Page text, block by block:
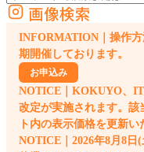
外部サイトの商品をカートに追加
他のサイトで見つけた商品ページの
画像検索
INFORMATION｜操作
期開催しております。
お申込み
NOTICE｜KOKUYO、
改定が実施されます。該
ト内の表示価格を更新い
NOTICE｜2026年8月8日